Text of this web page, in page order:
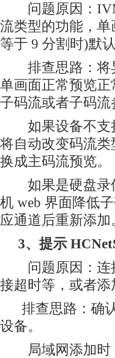
问题原因：
流类型的功能，
等于 9 分割时)默
排查思路：将异
单画面正常预览
子码流或者子码
如果设备不支
将自动改变码流
换成主码流预览。
如果是硬盘录像
机 web 界面降低
应通道后重新添加
3、提示
问题原因：连接
接超时等，或者添
排查思路：确认
设备。
局域网添加时，